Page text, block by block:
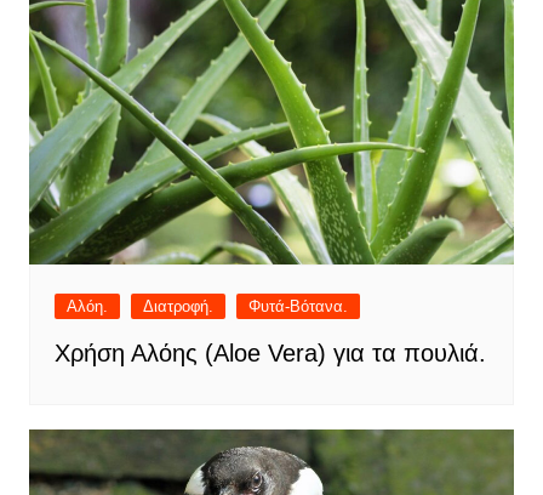
Αλόη. Διατροφή. Φυτά-Βότανα.
Χρήση Αλόης (Aloe Vera) για τα πουλιά.